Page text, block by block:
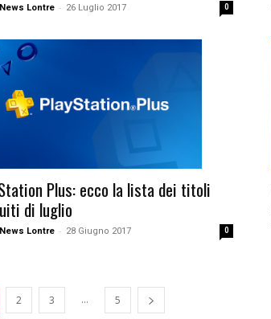
Lontre - 26 Luglio 2017 0
Plus: ecco la lista dei titoli
di luglio
Lontre - 28 Giugno 2017 0
2 3 ... 5